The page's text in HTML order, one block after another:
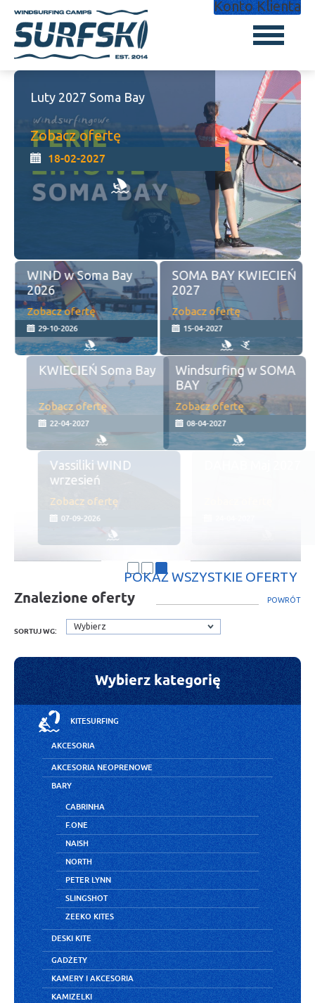
Konto Klienta
Luty 2027 Soma Bay
Zobacz ofertę
18-02-2027
WIND w Soma Bay
2026
Zobacz ofertę
29-10-2026
SOMA BAY KWIECIEŃ
2027
Zobacz ofertę
15-04-2027
KWIECIEŃ Soma Bay
Zobacz ofertę
22-04-2027
Windsurfing w SOMA
BAY
Zobacz ofertę
08-04-2027
Vassiliki WIND
wrzesień
Zobacz ofertę
07-09-2026
POKAŻ WSZYSTKIE OFERTY
POWRÓT
Znalezione oferty
SORTUJ WG: Wybierz
Wybierz kategorię
KITESURFING
AKCESORIA
AKCESORIA NEOPRENOWE
BARY
CABRINHA
F.ONE
NAISH
NORTH
PETER LYNN
SLINGSHOT
ZEEKO KITES
DESKI KITE
GADŻETY
KAMERY I AKCESORIA
KAMIZELKI